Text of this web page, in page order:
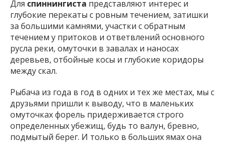
Для спиннингиста представляют интерес и
глубокие перекаты с ровным течением, затишки
за большими камнями, участки с обратным
течением у притоков и ответвлений основного
русла реки, омуточки в завалах и наносах
деревьев, отбойные косы и глубокие коридоры
между скал.
Рыбача из года в год в одних и тех же местах, мы с
друзьями пришли к выводу, что в маленьких
омуточках форель придерживается строго
определенных убежищ, будь то валун, бревно,
подмытый берег. И только в больших ямах она